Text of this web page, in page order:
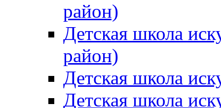
район)
Детская школа
район)
Детская школа
Детская школа